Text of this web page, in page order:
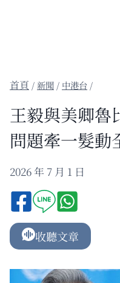
/新聞 / 中港台 /
王毅與美卿魯
問題牽一髮動
2026 年 7 月 1 日
收聽文章